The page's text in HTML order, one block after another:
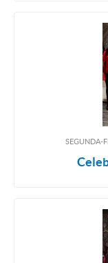
SEGUNDA-